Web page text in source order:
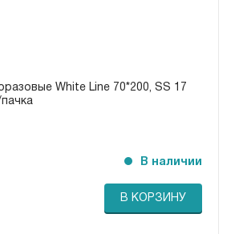
White Line 70*200, SS 17
В наличии
В КОРЗИНУ